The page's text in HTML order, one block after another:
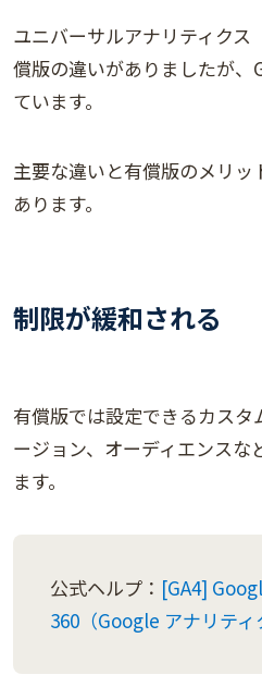
ユニバーサルアナリティクス
償版の違いがありましたが、
ています。
主要な違いと有償版のメリ
あります。
制限が緩和される
有償版では設定できるカスタ
ージョン、オーディエンス
ます。
公式ヘルプ： [GA4]
360（Google アナリティ